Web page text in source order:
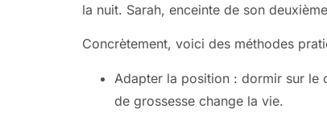
la nuit. Sarah, enceinte de son
Concrètement, voici des méthodes
Adapter la position : dormir sur le
de grossesse change la vie.